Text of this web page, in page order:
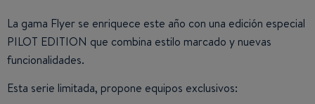
La gama Flyer se enriquece este año con una edición especial
PILOT EDITION que combina estilo marcado y nuevas
funcionalidades.
Esta serie limitada, propone equipos exclusivos: